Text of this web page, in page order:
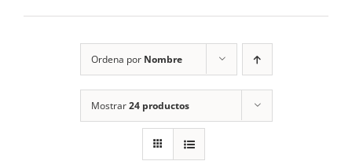
RECURSOS
CONTACTO
Ordena por Nombre
Mostrar24 productos